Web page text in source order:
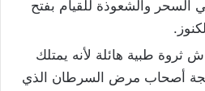
والشعوذة للقيام بفتح
ثروة طبية هائلة لأنه يمتلك
أصحاب مرض السرطان الذي